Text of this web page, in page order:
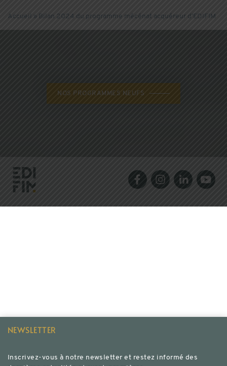
Accueil » Bilan 2024 du programme mécénat acquéreur d’EDIFIM
NOS PROGRAMMES NEUFS
NEWSLETTER
Inscrivez-vous à notre newsletter et restez informé des